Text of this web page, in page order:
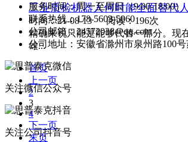
工业质检机器人何时能全面替代
时间：21-08-13
阅读：196次
精确来说只能是能够代替一部分。现
雄...
首页
上一页
2
3
4
下一页
末页
服务时间：周一至周日（9:00-18:00）
联系热线：178-5603-5060
公司邮箱：24572038@qq.com
公司地址：安徽省滁州市泉州路100
关注微信公众号
关注公司抖音号